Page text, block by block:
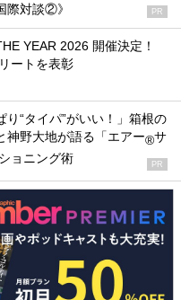
際対談②》
PR
YEAR 2026 開催決定！
ートを表彰
り“タイパ”がいい！」箱根の
神野大地が語る「エアー®サ
ョニング術 PR